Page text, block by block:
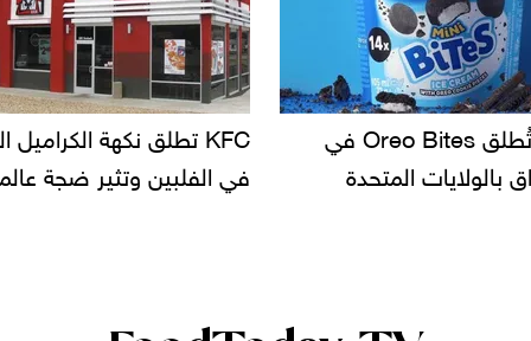
KFC تطلق نكهة الكراميل المملح
وتثير ضجة عالمية
دعوات للتحقيق في أسباب
سحب بعض ألبان